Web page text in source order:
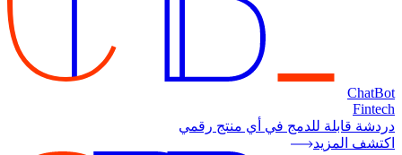
ChatBot
Fintech
دردشة قابلة للدمج في أي منتج رقمي
اكتشف المزيد